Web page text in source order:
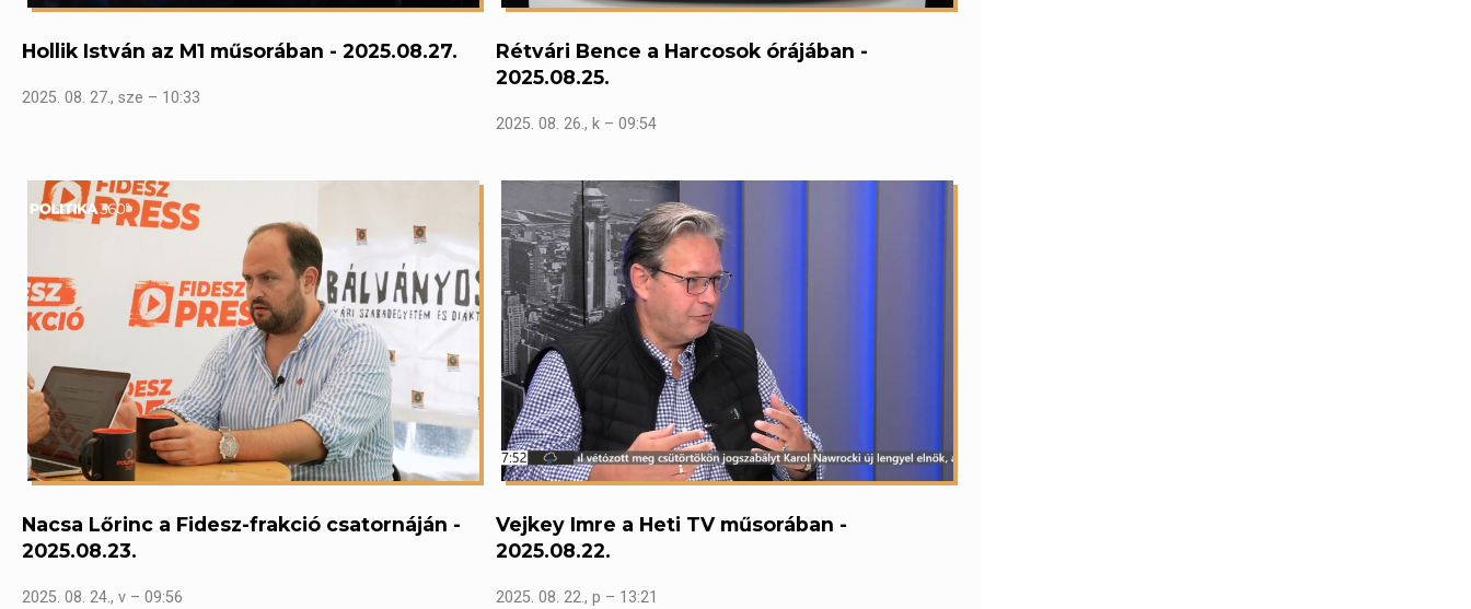
Hollik István az M1 műsorában - 2025.08.27.
2025. 08. 27., sze – 10:33
Rétvári Bence a Harcosok órájában -
2025.08.25.
2025. 08. 26., k – 09:54
Nacsa Lőrinc a Fidesz-frakció csatornáján -
2025.08.23.
2025. 08. 24., v – 09:56
Vejkey Imre a Heti TV műsorában -
2025.08.22.
2025. 08. 22., p – 13:21